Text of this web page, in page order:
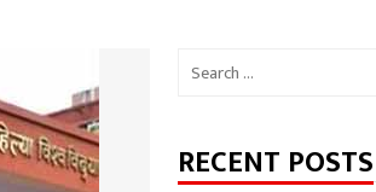
Search
RECENT POSTS